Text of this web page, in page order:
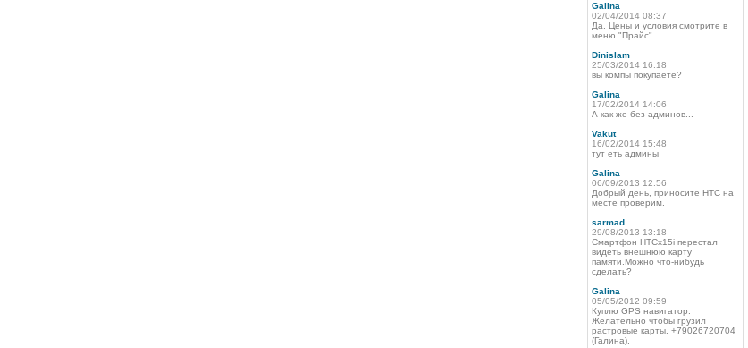
Galina
02/04/2014 08:37
Да. Цены и условия смотрите в
меню "Прайс"
Dinislam
25/03/2014 16:18
вы компы покупаете?
Galina
17/02/2014 14:06
А как же без админов...
Vakut
16/02/2014 15:48
тут еть админы
Galina
06/09/2013 12:56
Добрый день, приносите HTC на
месте проверим.
sarmad
29/08/2013 13:18
Смартфон HTCx15i перестал
видеть внешнюю карту
памяти.Можно что-нибудь
сделать?
Galina
05/05/2012 09:59
Куплю GPS навигатор.
Желательно чтобы грузил
растровые карты. +79026720704
(Галина).